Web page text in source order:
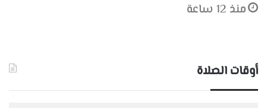
منذ 12 ساعة
أوقات الصلاة